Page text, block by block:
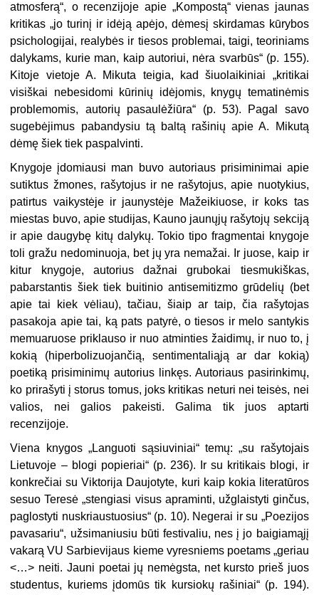
atmosferą“, o recenzijoje apie „Kompostą“ vienas jaunas
kritikas „jo turinį ir idėją apėjo, dėmesį skirdamas kūrybos
psichologijai, realybės ir tiesos problemai, taigi, teoriniams
dalykams, kurie man, kaip autoriui, nėra svarbūs“ (p. 155).
Kitoje vietojeA. Mikuta teigia, kad šiuolaikiniai „kritikai
visiškai nebesidomi kūrinių idėjomis, knygų tematinėmis
problemomis, autorių pasaulėžiūra“ (p. 53). Pagal savo
sugebėjimus pabandysiu tą baltą rašinių apie A. Mikutą
dėmę šiek tiek paspalvinti.
Knygoje įdomiausi man buvo autoriaus prisiminimai apie
sutiktus žmones, rašytojus ir ne rašytojus, apie nuotykius,
patirtus vaikystėje ir jaunystėje Mažeikiuose, ir koks tas
miestas buvo, apie studijas, Kauno jaunųjų rašytojų sekciją
ir apie daugybę kitų dalykų. Tokio tipo fragmentai knygoje
toli gražu nedominuoja, bet jų yra nemažai. Ir juose, kaip ir
kitur knygoje, autorius dažnai grubokai tiesmukiškas,
pabarstantis šiek tiek buitinio antisemitizmo grūdelių (bet
apie tai kiek vėliau), tačiau, šiaip ar taip, čia rašytojas
pasakoja apie tai, ką pats patyrė, o tiesos ir melo santykis
memuaruose priklauso ir nuo atminties žaidimų, ir nuo to, į
kokią (hiperbolizuojančią, sentimentaliąją ar dar kokią)
poetiką prisiminimų autorius linkęs. Autoriaus pasirinkimų,
ko prirašyti į storus tomus, joks kritikas neturi nei teisės, nei
valios, nei galios pakeisti. Galima tik juos aptarti
recenzijoje.
Viena knygos „Languoti sąsiuviniai“ temų: „su rašytojais
Lietuvoje ­– blogi popieriai“ (p. 236). Ir su kritikais blogi, ir
konkrečiai su Viktorija Daujotyte, kuri kaip kokia literatūros
sesuo Teresė „stengiasi visus apraminti, užglaistyti ginčus,
paglostyti nuskriaustuosius“ (p. 10). Negerai ir su „Poezijos
pavasariu“, užsimaniusiu būti festivaliu, nes į jo baigiamąjį
vakarą VU Sarbievijaus kieme vyresniems poetams „geriau
<…> neiti. Jauni poetai jų nemėgsta, net kursto prieš juos
studentus, kuriems įdomūs tik kursiokų rašiniai“ (p. 194).